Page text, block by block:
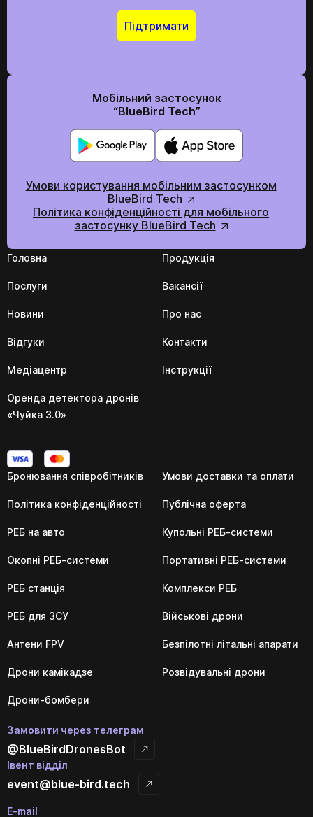
Підтримати
Мобільний застосунок
“BlueBird Tech”
Умови користування мобільним застосунком
BlueBird Tech
Політика конфіденційності для мобільного
застосунку BlueBird Tech
Головна Продукція
Послуги Вакансії
Новини Про нас
Відгуки Контакти
Медіацентр Інструкції
Оренда детектора дронів
«Чуйка 3.0»
Бронювання співробітників Умови доставки та оплати
Політика конфіденційності Публічна оферта
РЕБ на авто Купольні РЕБ-системи
Окопні РЕБ-системи Портативні РЕБ-системи
РЕБ станція Комплекси РЕБ
РЕБ для ЗСУ Військові дрони
Антени FPV Безпілотні літальні апарати
Дрони камікадзе Розвідувальні дрони
Дрони-бомбери
Замовити через телеграм
@BlueBirdDronesBot
Івент відділ
event@blue-bird.tech
E-mail